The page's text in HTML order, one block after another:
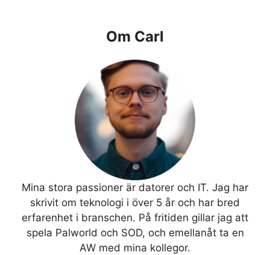
Om Carl
Mina stora passioner är datorer och IT. Jag har
skrivit om teknologi i över 5 år och har bred
erfarenhet i branschen. På fritiden gillar jag att
spela Palworld och SOD, och emellanåt ta en
AW med mina kollegor.